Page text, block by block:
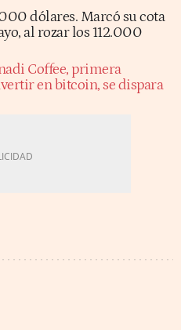
dólares. Marcó su cota
al rozar los 112.000
Coffee, primera
en bitcoin, se dispara